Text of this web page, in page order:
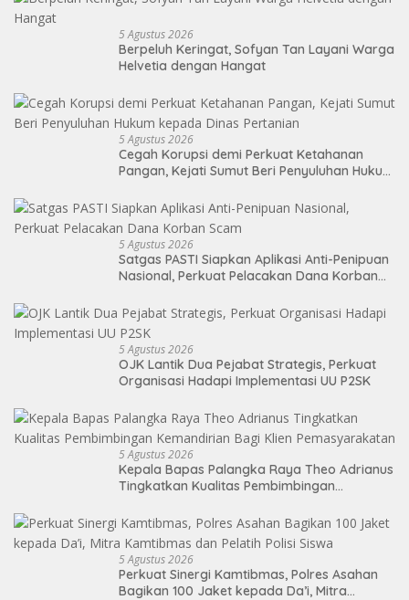
5 Agustus 2026
Berpeluh Keringat, Sofyan Tan Layani Warga
Helvetia dengan Hangat
5 Agustus 2026
Cegah Korupsi demi Perkuat Ketahanan
Pangan, Kejati Sumut Beri Penyuluhan Hukum
5 Agustus 2026
Satgas PASTI Siapkan Aplikasi Anti-Penipuan
Nasional, Perkuat Pelacakan Dana Korban
5 Agustus 2026
OJK Lantik Dua Pejabat Strategis, Perkuat
Organisasi Hadapi Implementasi UU P2SK
5 Agustus 2026
Kepala Bapas Palangka Raya Theo Adrianus
Tingkatkan Kualitas Pembimbingan
5 Agustus 2026
Perkuat Sinergi Kamtibmas, Polres Asahan
Bagikan 100 Jaket kepada Da’i, Mitra